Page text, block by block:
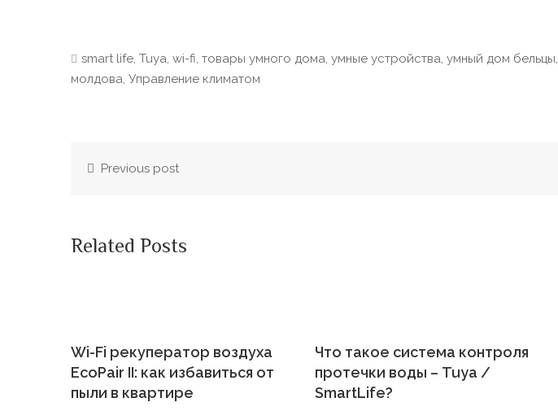
smart life, Tuya, wi-fi, товары умного дома, умные устройства, умный дом бельцы,
молдова, Управление климатом
Previous post
Related Posts
Wi-Fi рекуператор воздуха
EcoPair II: как избавиться от
пыли в квартире
Что такое система контроля
протечки воды – Tuya /
SmartLife?